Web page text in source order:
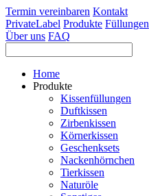
Termin vereinbaren Kontakt
PrivateLabel Produkte Füllungen
Über uns FAQ
Home
Produkte
Kissenfüllungen
Duftkissen
Zirbenkissen
Körnerkissen
Geschenksets
Nackenhörnchen
Tierkissen
Naturöle